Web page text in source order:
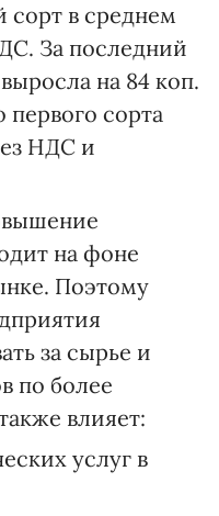
сорт в среднем
За последний
на 84 коп.
сорта
НДС и
на фоне
Поэтому
за сырье и
по более
влияет:
услуг в